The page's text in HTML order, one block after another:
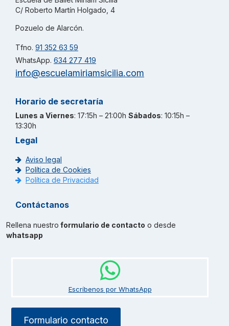
C/ Roberto Martín Holgado, 4
Pozuelo de Alarcón.
Tfno. 91 352 63 59
WhatsApp. 634 277 419
info@escuelamiriamsicilia.com
Horario de secretaría
Lunes a Viernes: 17:15h – 21:00h Sábados: 10:15h –
13:30h
Legal
Aviso legal
Política de Cookies
Política de Privacidad
Contáctanos
Rellena nuestro formulario de contacto o desde
whatsapp
Escríbenos por WhatsApp
Formulario contacto